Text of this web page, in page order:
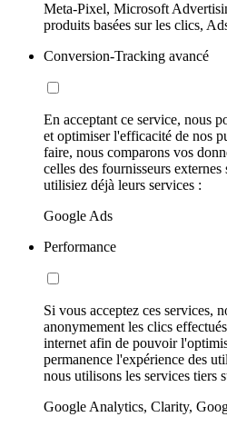
Meta-Pixel, Microsoft
produits basées sur les clics,
Conversion-Tracking avancé
En acceptant ce service, nous
et optimiser l'efficacité de nos
faire, nous comparons vos
celles des fournisseurs
utilisiez déjà leurs services :
Google Ads
Performance
Si vous acceptez ces services,
anonymement les clics
internet afin de pouvoir
permanence l'expérience des
nous utilisons les services tiers
Google Analytics, Clarity,